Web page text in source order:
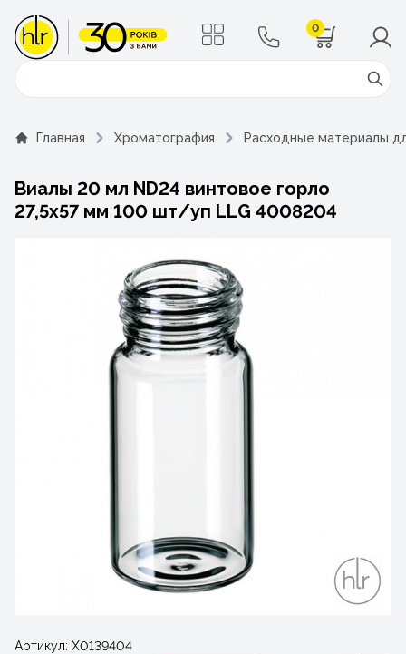
0
Поиск
Главная Хроматография Расходные материалы
Виалы 20 мл ND24 винтовое горло
27,5х57 мм 100 шт/уп LLG 4008204
Артикул: Х0139404